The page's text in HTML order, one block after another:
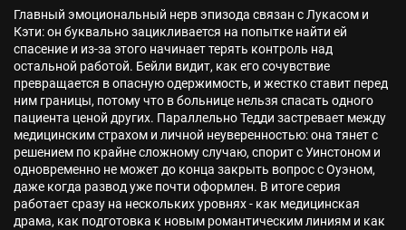
Главный эмоциональный нерв эпизода связан с Лукасом и
Кэти: он буквально зацикливается на попытке найти ей
спасение и из-за этого начинает терять контроль над
остальной работой. Бейли видит, как его сочувствие
превращается в опасную одержимость, и жестко ставит перед
ним границы, потому что в больнице нельзя спасать одного
пациента ценой других. Параллельно Тедди застревает между
медицинским страхом и личной неуверенностью: она тянет с
решением по крайне сложному случаю, спорит с Уинстоном и
одновременно не может до конца закрыть вопрос с Оуэном,
даже когда развод уже почти оформлен. В итоге серия
работает сразу на нескольких уровнях - как медицинская
драма, как подготовка к новым романтическим линиям и как